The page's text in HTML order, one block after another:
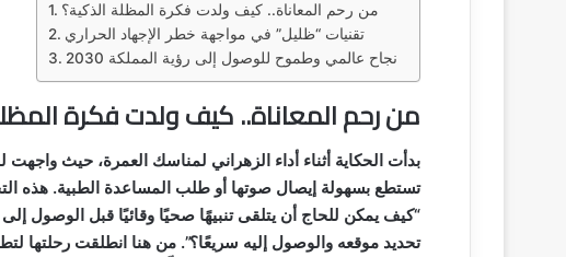
من رحم المعاناة.. كيف ولدت فكرة المظلة الذكية؟
تقنيات “ظليل” في مواجهة خطر الإجهاد الحراري
نجاح عالمي وطموح للوصول إلى رؤية المملكة 2030
من رحم المعاناة.. كيف ولدت فكرة
بدأت الحكاية أثناء أداء الزهراني لمناسك العمرة، حيث
تستطع بسهولة إيصال صوتها أو طلب المساعدة الطبية. هذه
“كيف يمكن للحاج أن يتلقى تنبيهًا صحيًا وقائيًا قبل الوصول
تحديد موقعه والوصول إليه سريعًا؟”. من هنا انطلقت رحلتها